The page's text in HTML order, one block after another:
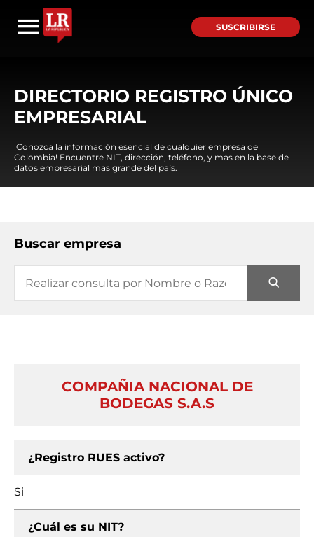
SUSCRIBIRSE
DIRECTORIO REGISTRO ÚNICO
EMPRESARIAL
¡Conozca la información esencial de cualquier empresa de
Colombia! Encuentre NIT, dirección, teléfono, y mas en la base de
datos empresarial mas grande del país.
Buscar empresa
COMPAÑIA NACIONAL DE
BODEGAS S.A.S
¿Registro RUES activo?
Si
¿Cuál es su NIT?